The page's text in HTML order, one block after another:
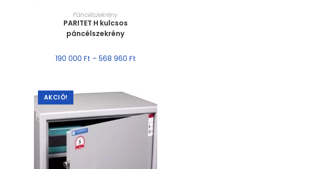
MÉRET VÁLASZTÁSA
Páncélszekrény
PARITET H kulcsos
páncélszekrény
190 000 Ft – 568 960 Ft
AKCIÓ!